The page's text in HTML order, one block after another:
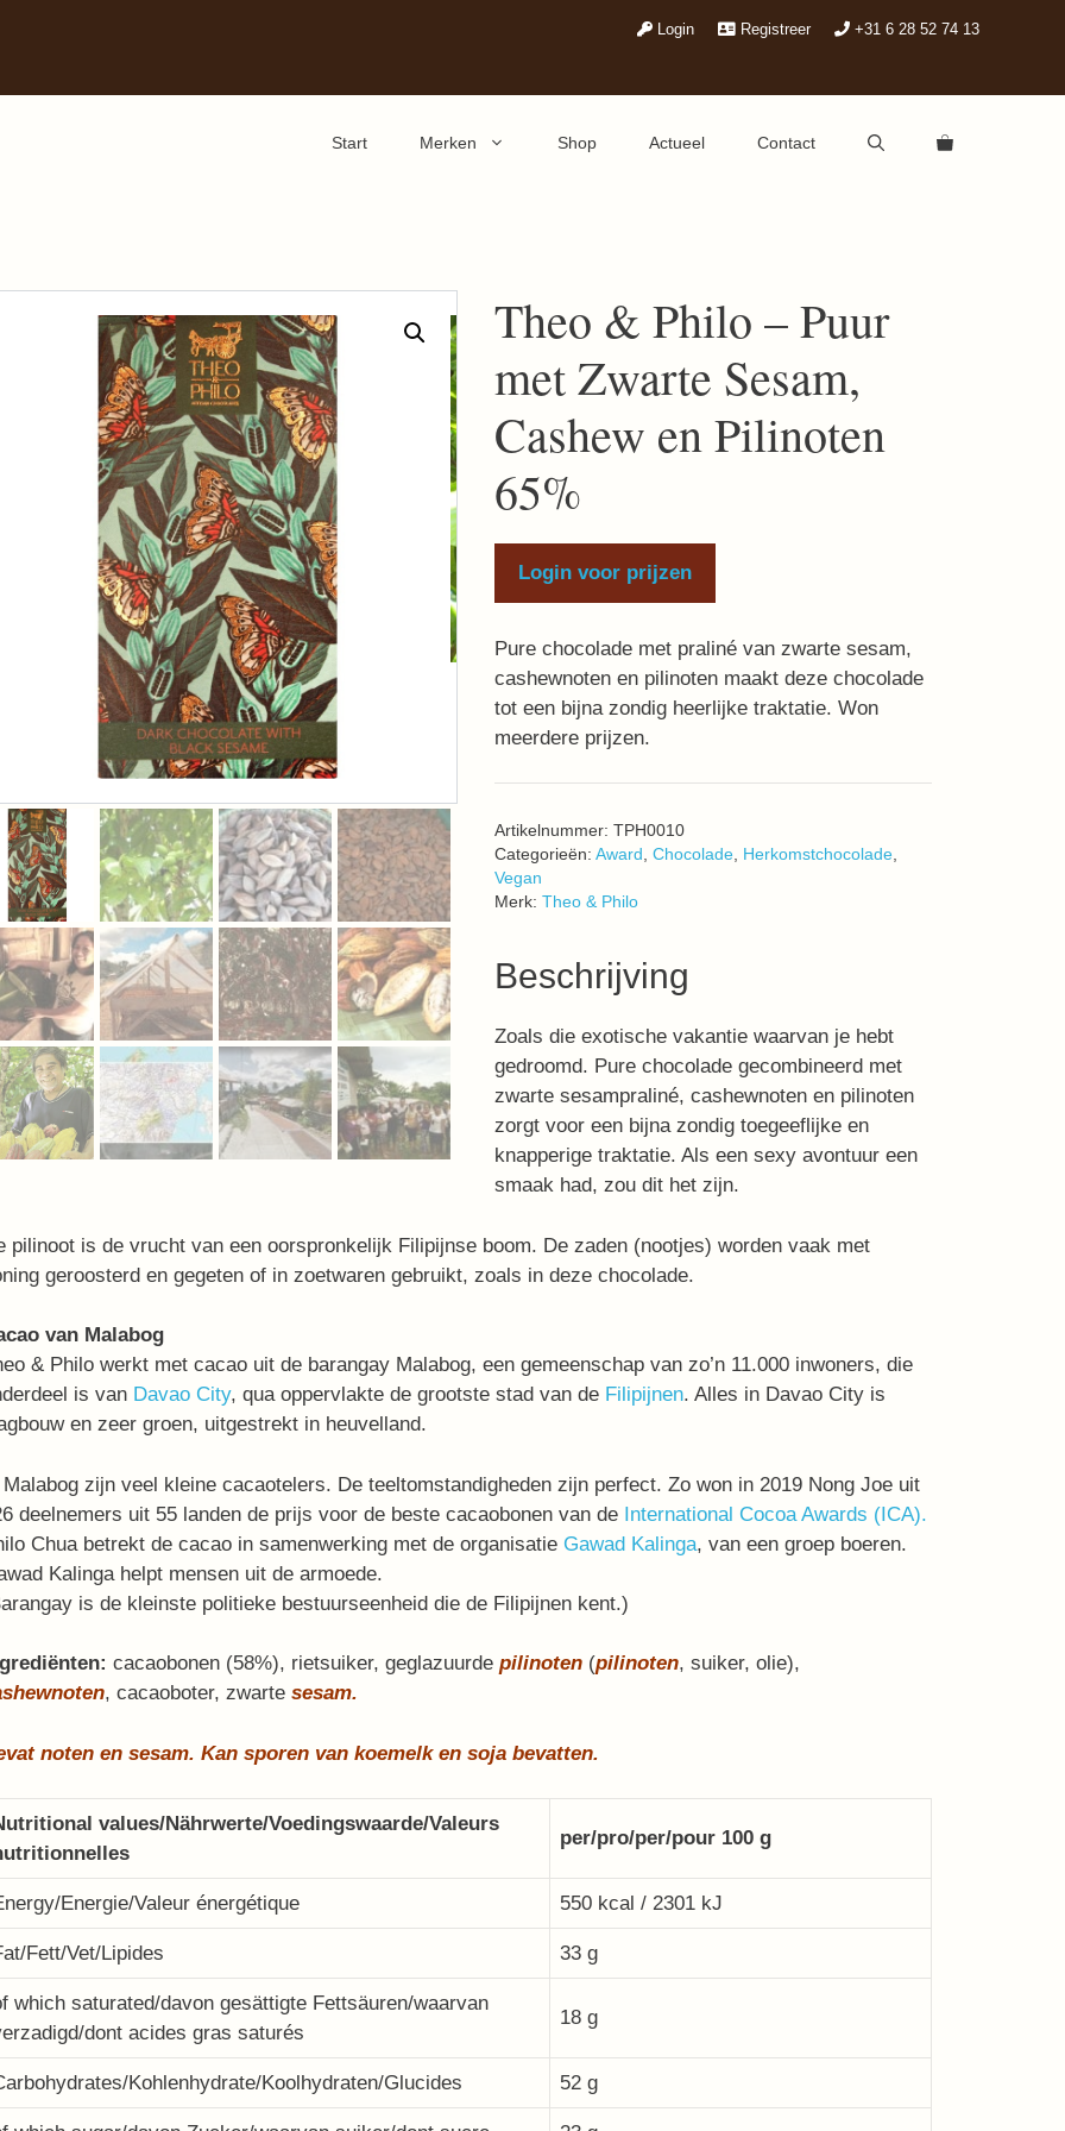
Login Registreer +31 6 28 52 74 13
Start Merken Shop Actueel Contact
Theo & Philo – Puur
met Zwarte Sesam,
Cashew en Pilinoten
65%
Login voor prijzen
Pure chocolade met praliné van zwarte sesam,
cashewnoten en pilinoten maakt deze chocolade
tot een bijna zondig heerlijke traktatie. Won
meerdere prijzen.
Artikelnummer: TPH0010
Categorieën: Award , Chocolade, Herkomstchocolade,
Vegan
Merk: Theo & Philo
Beschrijving
Zoals die exotische vakantie waarvan je hebt
gedroomd. Pure chocolade gecombineerd met
zwarte sesampraliné, cashewnoten en pilinoten
zorgt voor een bijna zondig toegeeflijke en
knapperige traktatie. Als een sexy avontuur een
smaak had, zou dit het zijn.
pilinoot is de vrucht van een oorspronkelijk Filipijnse boom. De zaden (nootjes) worden vaak met
geroosterd en gegeten of in zoetwaren gebruikt, zoals in deze chocolade.
van Malabog
& Philo werkt met cacao uit de barangay Malabog, een gemeenschap van zo’n 11.000 inwoners, die
is van Davao City, qua oppervlakte de grootste stad van de Filipijnen. Alles in Davao City is
en zeer groen, uitgestrekt in heuvelland.
Malabog zijn veel kleine cacaotelers. De teeltomstandigheden zijn perfect. Zo won in 2019 Nong Joe uit
deelnemers uit 55 landen de prijs voor de beste cacaobonen van de International Cocoa Awards (ICA).
Chua betrekt de cacao in samenwerking met de organisatie Gawad Kalinga, van een groep boeren.
Kalinga helpt mensen uit de armoede.
is de kleinste politieke bestuurseenheid die de Filipijnen kent.)
cacaobonen (58%), rietsuiker, geglazuurde pilinoten (pilinoten, suiker, olie),
, cacaoboter, zwarte sesam.
noten en sesam. Kan sporen van koemelk en soja bevatten.
values/Nährwerte/Voedingswaarde/Valeurs
per/pro/per/pour 100 g
Energie/Valeur énergétique 550 kcal / 2301 kJ
Fett/Vet/Lipides 33 g
which saturated/davon gesättigte Fettsäuren/waarvan
dont acides gras saturés
18 g
Kohlenhydrate/Koolhydraten/Glucides 52 g